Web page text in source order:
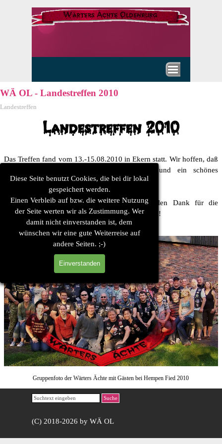
Diese Seite benutzt Cookies, die bei dir lokal
gespeichert werden.
Einen Verbleib auf bzw. die weitere Nutzung
der Seite werten wir als Zustimmung. Wer
damit nicht einverstanden ist, dem
wünschen wir eine gute Weiterreise auf
andere Seiten. ;-)
Einverstanden
Menü überspringen
WÄ OL - Landestreffen 2010
Landestreffen
Landestreffen 2010
Das Treffen fand vom 13.-15.08.2010 in Ekern statt. Wir hoffen, daß
ihr alle gut nach Hause gekommen seid und ein schönes
Wochenende bei uns hattet. :-)
Allen helfenden Händen an dieser Stelle vielen Dank für die
Unterstützung,ohne euch wäre es nicht gegangen!
Gruppenfoto der Wärters Ächte mit Gästen bei Hempen Fied 2010
Suche
(C) 2018-2026 by WÄ OL